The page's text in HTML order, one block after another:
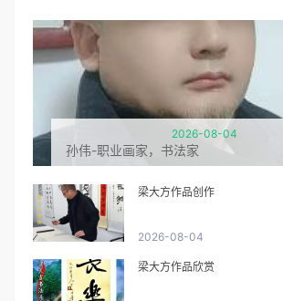
2026-08-04
孙伟-职业画家，书法家
梁大方作品创作
2026-08-04
梁大方作品欣赏